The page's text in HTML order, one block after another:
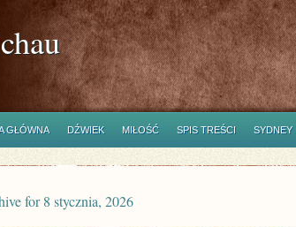
GŁÓWNA DŹWIEK MIŁOŚĆ SPIS TREŚCI SYDNEY
for 8 stycznia, 2026